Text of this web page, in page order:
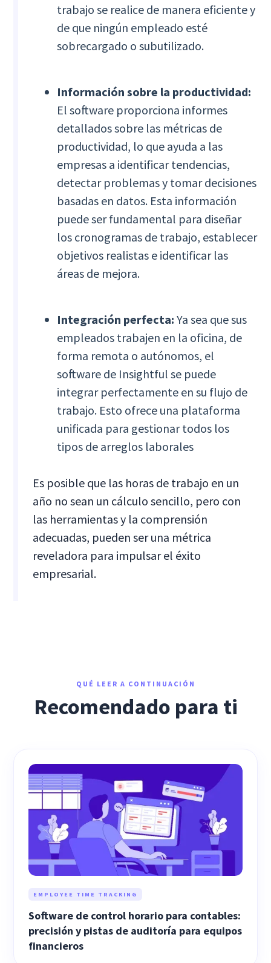
trabajo se realice de manera eficiente y
de que ningún empleado esté
sobrecargado o subutilizado.
Información sobre la productividad:
El software proporciona informes
detallados sobre las métricas de
productividad, lo que ayuda a las
empresas a identificar tendencias,
detectar problemas y tomar decisiones
basadas en datos. Esta información
puede ser fundamental para diseñar
los cronogramas de trabajo, establecer
objetivos realistas e identificar las
áreas de mejora.
Integración perfecta:Ya sea que sus
empleados trabajen en la oficina, de
forma remota o autónomos, el
software de Insightful se puede
integrar perfectamente en su flujo de
trabajo. Esto ofrece una plataforma
unificada para gestionar todos los
tipos de arreglos laborales
Es posible que las horas de trabajo en un
año no sean un cálculo sencillo, pero con
las herramientas y la comprensión
adecuadas, pueden ser una métrica
reveladora para impulsar el éxito
empresarial.
QUÉ LEER A CONTINUACIÓN
Recomendado para ti
EMPLOYEE TIME TRACKING
Software de control horario para contables:
precisión y pistas de auditoría para equipos
financieros